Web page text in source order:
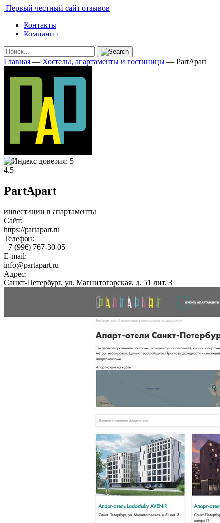
Первый честный сайт отзывов
Контакты
Компании
Главная — Хостелы, апартаменты и гостиницы — PartApart
4.5
PartApart
инвестиции в апартаменты
Сайт:
https://partapart.ru
Телефон:
+7 (996) 767-30-05
E-mail:
info@partapart.ru
Адрес:
Санкт-Петербург, ул. Магнитогорская, д. 51 лит. З